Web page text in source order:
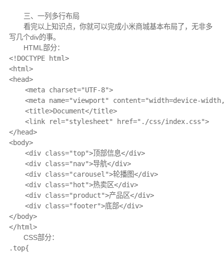
三、一列多行布局
看完以上知识点，你就可以完成小米商城基本布局了，无非多
写几个div的事。
HTML部分：
<!DOCTYPE html>
<html>
<head>
<meta charset="UTF-8">
<meta name="viewport" content="width=device-
<title>Document</title>
<link rel="stylesheet" href="./css/index.css">
</head>
<body>
<div class="top">顶部信息</div>
<div class="nav">导航</div>
<div class="carousel">轮播图</div>
<div class="hot">热卖区</div>
<div class="product">产品区</div>
<div class="footer">底部</div>
</body>
</html>
CSS部分：
.top{